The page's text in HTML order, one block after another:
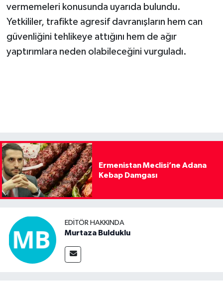
vermemeleri konusunda uyarıda bulundu.
Yetkililer, trafikte agresif davranışların hem can
güvenliğini tehlikeye attığını hem de ağır
yaptırımlara neden olabileceğini vurguladı.
Ermenistan Meclisi’ne Adana
Kebap Damgası
EDITÖR HAKKINDA
Murtaza Bulduklu